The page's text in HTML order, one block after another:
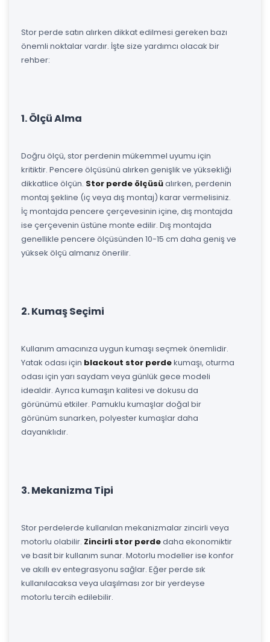
Stor perde satın alırken dikkat edilmesi gereken bazı
önemli noktalar vardır. İşte size yardımcı olacak bir
rehber:
1. Ölçü Alma
Doğru ölçü, stor perdenin mükemmel uyumu için
kritiktir. Pencere ölçüsünü alırken genişlik ve yüksekliği
dikkatlice ölçün. Stor perde ölçüsüalırken, perdenin
montaj şekline (iç veya dış montaj) karar vermelisiniz.
İç montajda pencere çerçevesinin içine, dış montajda
ise çerçevenin üstüne monte edilir. Dış montajda
genellikle pencere ölçüsünden 10-15 cm daha geniş ve
yüksek ölçü almanız önerilir.
2. Kumaş Seçimi
Kullanım amacınıza uygun kumaşı seçmek önemlidir.
Yatak odası için blackout stor perdekumaşı, oturma
odası için yarı saydam veya günlük gece modeli
idealdir. Ayrıca kumaşın kalitesi ve dokusu da
görünümü etkiler. Pamuklu kumaşlar doğal bir
görünüm sunarken, polyester kumaşlar daha
dayanıklıdır.
3. Mekanizma Tipi
Stor perdelerde kullanılan mekanizmalar zincirli veya
motorlu olabilir. Zincirli stor perdedaha ekonomiktir
ve basit bir kullanım sunar. Motorlu modeller ise konfor
ve akıllı ev entegrasyonu sağlar. Eğer perde sık
kullanılacaksa veya ulaşılması zor bir yerdeyse
motorlu tercih edilebilir.